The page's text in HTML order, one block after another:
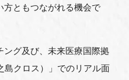
方ともつながれる機会で
ング及び、未来医療国際拠
島クロス）」でのリアル面